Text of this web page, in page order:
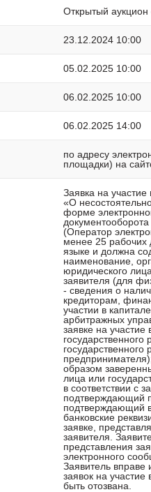
Открытый
23.12.2024 10:00
05.02.2025 10:00
06.02.2025 10:00
06.02.2025 14:00
по адресу
площадки) на
Заявка на
«О
форме
(Оператор
менее 25 рабочих
языке и должна
наименование,
юридического
заявителя (для
- сведения о
кредиторам,
участии в
арбитражных
заявке на
образом
лица или
в соответствии с
подтверждающий
подтверждающий
банковские
заявке,
заявителя.
представления
электронного
Заявитель вправе
заявок на
быть отозвана.